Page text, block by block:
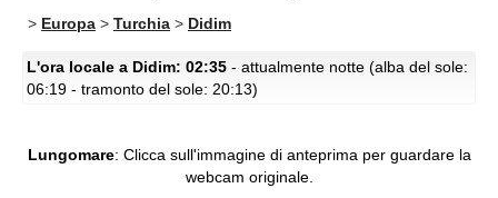
> Europa > Turchia > Didim
L'ora locale a Didim: 02:35 - attualmente notte (alba del sole:
06:19 - tramonto del sole: 20:13)
Lungomare: Clicca sull'immagine di anteprima per guardare la
webcam originale.